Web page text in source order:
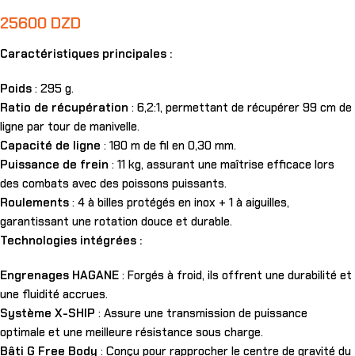
25600 DZD
Caractéristiques principales :
Poids : 295 g.
Ratio de récupération : 6,2:1, permettant de récupérer 99 cm de
ligne par tour de manivelle.
Capacité de ligne : 180 m de fil en 0,30 mm.
Puissance de frein : 11 kg, assurant une maîtrise efficace lors
des combats avec des poissons puissants.
Roulements : 4 à billes protégés en inox + 1 à aiguilles,
garantissant une rotation douce et durable.
Technologies intégrées :
Engrenages HAGANE : Forgés à froid, ils offrent une durabilité et
une fluidité accrues.
Système X-SHIP : Assure une transmission de puissance
optimale et une meilleure résistance sous charge.
Bâti G Free Body : Conçu pour rapprocher le centre de gravité du